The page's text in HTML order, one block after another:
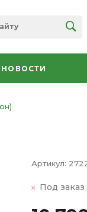
НОВОСТИ
Артикул:
Под заказ